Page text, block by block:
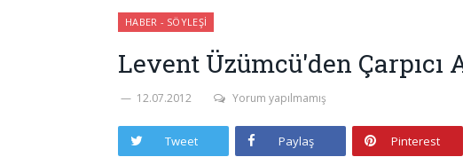
HABER - SÖYLEŞI
Levent Üzümcü'den Çarpıcı
12.07.2012 Yorum yapılmamış
Tweet Paylaş Pinterest